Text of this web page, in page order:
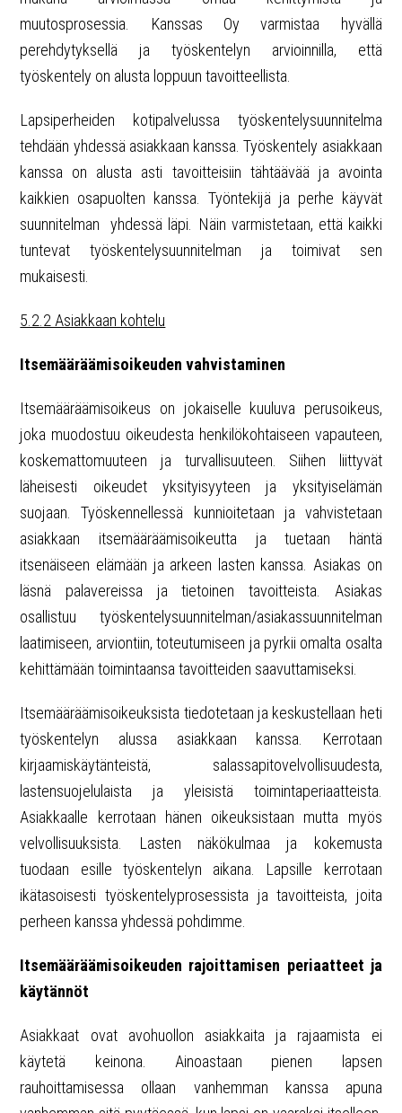
muutosprosessia.
Kanssas Oy varmistaa hyvällä
perehdytyksellä ja työskentelyn arvioinnilla, että
työskentely on alusta loppuun tavoitteellista.
Lapsiperheiden kotipalvelussa työskentelysuunnitelma
tehdään yhdessä asiakkaan kanssa. Työskentely asiakkaan
kanssa on alusta asti tavoitteisiin tähtäävää ja avointa
kaikkien osapuolten kanssa. Työntekijä ja perhe käyvät
suunnitelman yhdessä läpi. Näin varmistetaan, että kaikki
tuntevat työskentelysuunnitelman ja toimivat sen
mukaisesti.
5.2.2 Asiakkaan kohtelu
Itsemääräämisoikeuden vahvistaminen
Itsemääräämisoikeus on jokaiselle kuuluva perusoikeus,
joka muodostuu oikeudesta henkilökohtaiseen vapauteen,
koskemattomuuteen ja turvallisuuteen. Siihen liittyvät
läheisesti oikeudet yksityisyyteen ja yksityiselämän
suojaan. Työskennellessä kunnioitetaan ja vahvistetaan
asiakkaan itsemääräämisoikeutta ja tuetaan häntä
itsenäiseen elämään ja arkeen lasten kanssa. Asiakas on
läsnä palavereissa ja tietoinen tavoitteista. Asiakas
osallistuu työskentelysuunnitelman/asiakassuunnitelman
laatimiseen, arviontiin, toteutumiseen ja pyrkii omalta osalta
kehittämään toimintaansa tavoitteiden saavuttamiseksi.
Itsemääräämisoikeuksista tiedotetaan ja keskustellaan heti
työskentelyn alussa asiakkaan kanssa. Kerrotaan
kirjaamiskäytänteistä, salassapitovelvollisuudesta,
lastensuojelulaista ja yleisistä toimintaperiaatteista.
Asiakkaalle kerrotaan hänen oikeuksistaan mutta myös
velvollisuuksista. Lasten näkökulmaa ja kokemusta
tuodaan esille työskentelyn aikana. Lapsille kerrotaan
ikätasoisesti työskentelyprosessista ja tavoitteista, joita
perheen kanssa yhdessä pohdimme.
Itsemääräämisoikeuden rajoittamisen periaatteet ja
käytännöt
Asiakkaat ovat avohuollon asiakkaita ja rajaamista ei
käytetä keinona. Ainoastaan pienen lapsen
rauhoittamisessa ollaan vanhemman kanssa apuna